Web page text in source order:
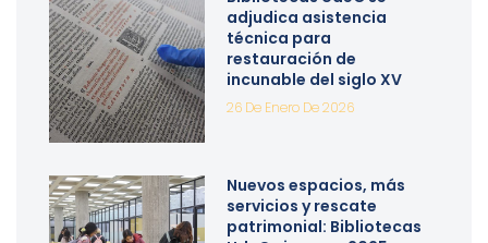
adjudica asistencia
técnica para
restauración de
incunable del siglo XV
26 De Enero De 2026
Nuevos espacios, más
servicios y rescate
patrimonial: Bibliotecas